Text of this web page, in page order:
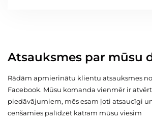
Atsauksmes par mūsu
Rādām apmierinātu klientu atsauksmes no
Facebook. Mūsu komanda vienmēr ir
piedāvājumiem, mēs esam ļoti atsaucīgi
cenšamies palīdzēt katram mūsu viesim